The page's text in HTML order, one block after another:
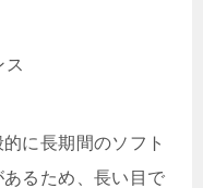
に長期間のソフト
るため、長い目で